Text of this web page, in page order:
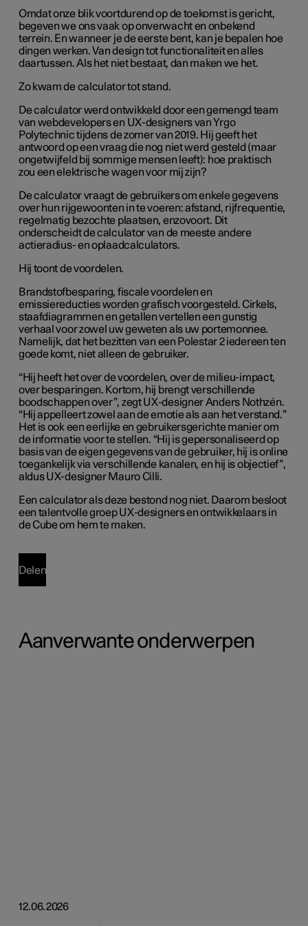
Omdat onze blik voortdurend op de toekomst is gericht,
begeven we ons vaak op onverwacht en onbekend
terrein. En wanneer je de eerste bent, kan je bepalen hoe
dingen werken. Van design tot functionaliteit en alles
daartussen. Als het niet bestaat, dan maken we het.
Zo kwam de calculator tot stand.
De calculator werd ontwikkeld door een gemengd team
van webdevelopers en UX-designers van Yrgo
Polytechnic tijdens de zomer van 2019. Hij geeft het
antwoord op een vraag die nog niet werd gesteld (maar
ongetwijfeld bij sommige mensen leeft): hoe praktisch
zou een elektrische wagen voor mij zijn?
De calculator vraagt de gebruikers om enkele gegevens
over hun rijgewoonten in te voeren: afstand, rijfrequentie,
regelmatig bezochte plaatsen, enzovoort. Dit
onderscheidt de calculator van de meeste andere
actieradius- en oplaadcalculators.
Hij toont de voordelen.
Brandstofbesparing, fiscale voordelen en
emissiereducties worden grafisch voorgesteld. Cirkels,
staafdiagrammen en getallen vertellen een gunstig
verhaal voor zowel uw geweten als uw portemonnee.
Namelijk, dat het bezitten van een Polestar 2 iedereen ten
goede komt, niet alleen de gebruiker.
“Hij heeft het over de voordelen, over de milieu-impact,
over besparingen. Kortom, hij brengt verschillende
boodschappen over”, zegt UX-designer Anders Nothzén.
“Hij appelleert zowel aan de emotie als aan het verstand.”
Het is ook een eerlijke en gebruikersgerichte manier om
de informatie voor te stellen. “Hij is gepersonaliseerd op
basis van de eigen gegevens van de gebruiker, hij is online
toegankelijk via verschillende kanalen, en hij is objectief”,
aldus UX-designer Mauro Cilli.
Een calculator als deze bestond nog niet. Daarom besloot
een talentvolle groep UX-designers en ontwikkelaars in
de Cube om hem te maken.
Delen
Aanverwante onderwerpen
12.06.2026